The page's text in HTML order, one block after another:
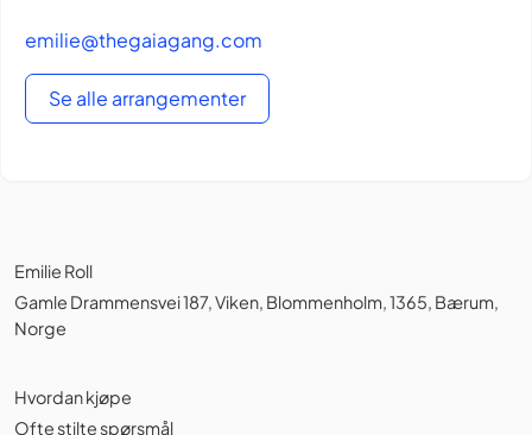
emilie@thegaiagang.com
Se alle arrangementer
Emilie Roll
Gamle Drammensvei 187, Viken, Blommenholm, 1365, Bærum,
Norge
Hvordan kjøpe
Ofte stilte spørsmål